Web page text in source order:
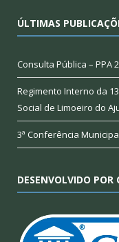
ÚLTIMAS
Consulta Pública – PPA
Regimento Interno da
Social de Limoeiro do
3ª Conferência
DESENVOLVIDO POR